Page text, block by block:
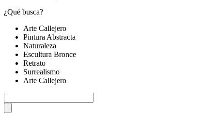
¿Qué busca?
Arte Callejero
Pintura Abstracta
Naturaleza
Escultura Bronce
Retrato
Surrealismo
Arte Callejero